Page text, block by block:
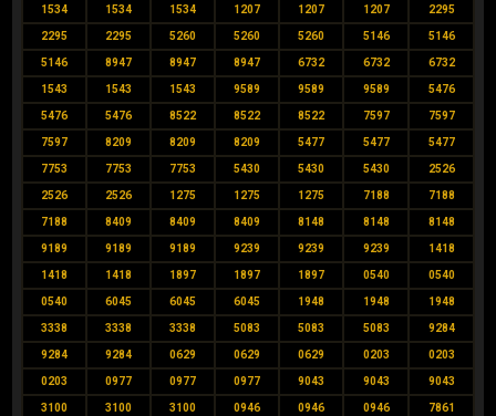
1534 1534 1534 1207 1207 1207 2295
2295 2295 5260 5260 5260 5146 5146
5146 8947 8947 8947 6732 6732 6732
1543 1543 1543 9589 9589 9589 5476
5476 5476 8522 8522 8522 7597 7597
7597 8209 8209 8209 5477 5477 5477
7753 7753 7753 5430 5430 5430 2526
2526 2526 1275 1275 1275 7188 7188
7188 8409 8409 8409 8148 8148 8148
9189 9189 9189 9239 9239 9239 1418
1418 1418 1897 1897 1897 0540 0540
0540 6045 6045 6045 1948 1948 1948
3338 3338 3338 5083 5083 5083 9284
9284 9284 0629 0629 0629 0203 0203
0203 0977 0977 0977 9043 9043 9043
3100 3100 3100 0946 0946 0946 7861